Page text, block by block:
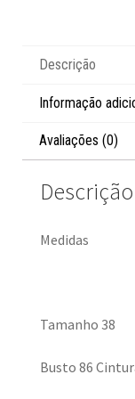
Descrição
Informação
Avaliações (0)
Descrição
Medidas
Tamanho 38
Busto 86